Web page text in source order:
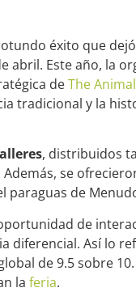
éxito que
abril. Este año, la
deThe
tradicional y la
, distribuidos
se
de
de
diferencial. Así lo
de 9.5 sobre
la feria.